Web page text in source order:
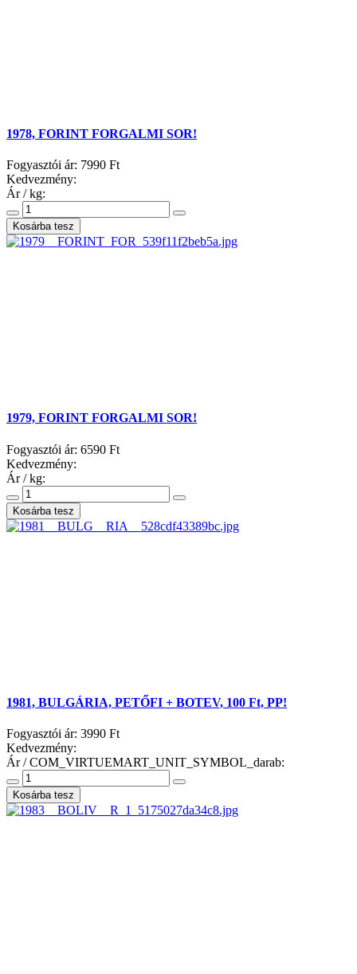
1978, FORINT FORGALMI SOR!
Fogyasztói ár: 7990 Ft
Kedvezmény:
Ár / kg:
1979, FORINT FORGALMI SOR!
Fogyasztói ár: 6590 Ft
Kedvezmény:
Ár / kg:
1981, BULGÁRIA, PETŐFI + BOTEV, 100 Ft, PP!
Fogyasztói ár: 3990 Ft
Kedvezmény:
Ár / COM_VIRTUEMART_UNIT_SYMBOL_darab: